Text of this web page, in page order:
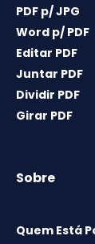
PDF p/ JPG
Word p/ PDF
Editar PDF
Juntar PDF
Dividir PDF
Girar PDF
Sobre
Quem Está